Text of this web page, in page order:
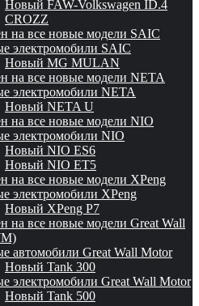
Новый FAW-Volkswagen ID.4
CROZZ
на все новые модели SAIC
электромобили SAIC
Новый MG MULAN
на все новые модели NETA
электромобили NETA
Новый NETA U
на все новые модели NIO
электромобили NIO
Новый NIO ES6
Новый NIO ET5
на все новые модели XPeng
электромобили XPeng
Новый XPeng P7
на все новые модели Great Wall
автомобили Great Wall Motor
Новый Tank 300
электромобили Great Wall Motor
Новый Tank 500